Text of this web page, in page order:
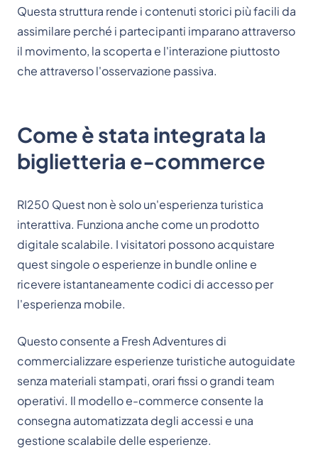
Questa struttura rende i contenuti storici più facili da
assimilare perché i partecipanti imparano attraverso
il movimento, la scoperta e l'interazione piuttosto
che attraverso l'osservazione passiva.
Come è stata integrata la
biglietteria e-commerce
RI250 Quest non è solo un'esperienza turistica
interattiva. Funziona anche come un prodotto
digitale scalabile. I visitatori possono acquistare
quest singole o esperienze in bundle online e
ricevere istantaneamente codici di accesso per
l'esperienza mobile.
Questo consente a Fresh Adventures di
commercializzare esperienze turistiche autoguidate
senza materiali stampati, orari fissi o grandi team
operativi. Il modello e-commerce consente la
consegna automatizzata degli accessi e una
gestione scalabile delle esperienze.